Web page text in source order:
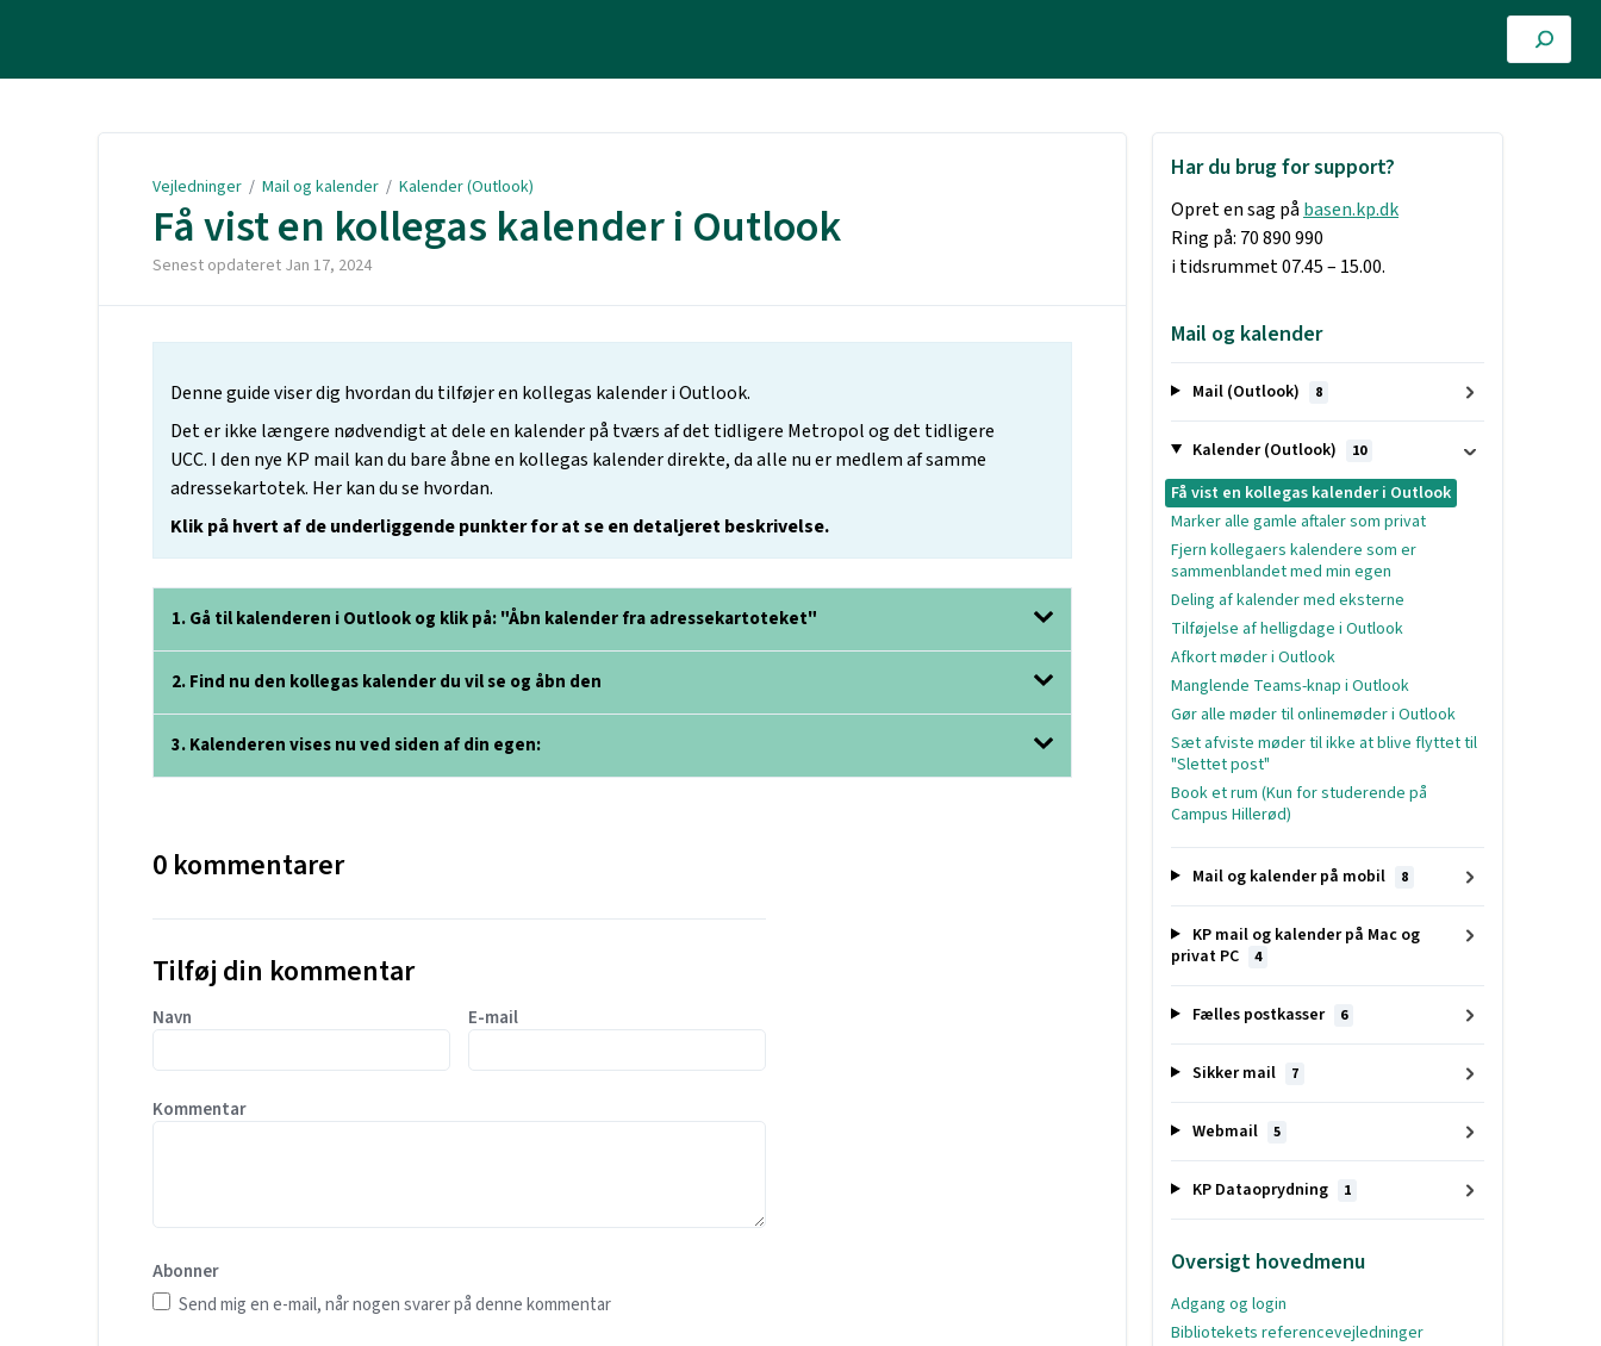
Vejledninger / Mail og kalender / Kalender (Outlook)
Få vist en kollegas kalender i Outlook
Senest opdateret Jan 17, 2024
Denne guide viser dig hvordan du tilføjer en kollegas kalender i Outlook.
Det er ikke længere nødvendigt at dele en kalender på tværs af det tidligere Metropol og det tidligere
UCC. I den nye KP mail kan du bare åbne en kollegas kalender direkte, da alle nu er medlem af samme
adressekartotek. Her kan du se hvordan.
Klik på hvert af de underliggende punkter for at se en detaljeret beskrivelse.
1. Gå til kalenderen i Outlook og klik på: "Åbn kalender fra adressekartoteket"
2. Find nu den kollegas kalender du vil se og åbn den
3. Kalenderen vises nu ved siden af din egen:
0 kommentarer
Tilføj din kommentar
Navn E-mail
Kommentar
Abonner
Send mig en e-mail, når nogen svarer på denne kommentar
Har du brug for support?
Opret en sag på basen.kp.dk
Ring på: 70 890 990
i tidsrummet 07.45 – 15.00.
Mail og kalender
Mail (Outlook) 8
Kalender (Outlook) 10
Få vist en kollegas kalender i Outlook
Marker alle gamle aftaler som privat
Fjern kollegaers kalendere som er
sammenblandet med min egen
Deling af kalender med eksterne
Tilføjelse af helligdage i Outlook
Afkort møder i Outlook
Manglende Teams-knap i Outlook
Gør alle møder til onlinemøder i Outlook
Sæt afviste møder til ikke at blive flyttet til
"Slettet post"
Book et rum (Kun for studerende på
Campus Hillerød)
Mail og kalender på mobil 8
KP mail og kalender på Mac og
privat PC
4
Fælles postkasser 6
Sikker mail 7
Webmail 5
KP Dataoprydning 1
Oversigt hovedmenu
Adgang og login
Bibliotekets referencevejledninger